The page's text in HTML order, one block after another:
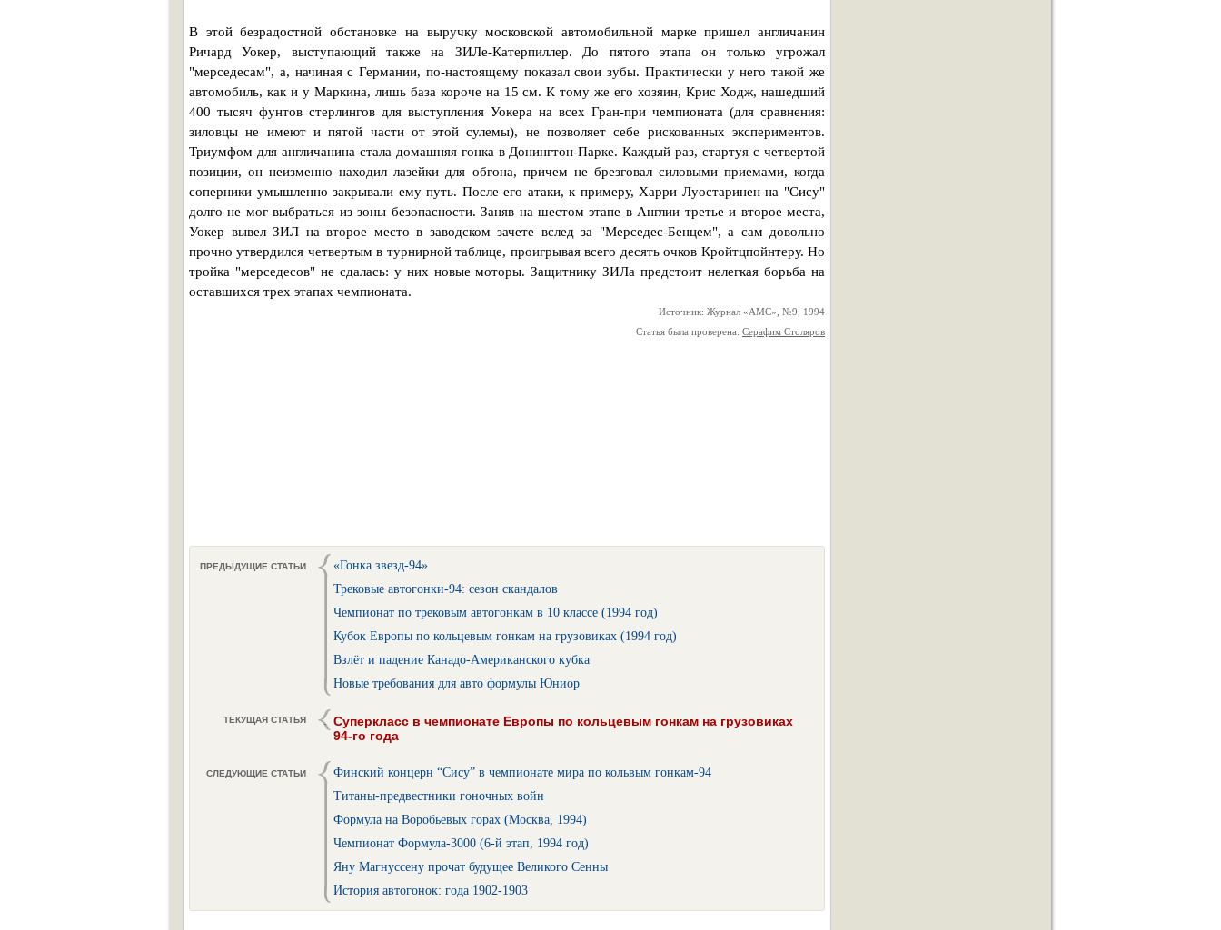
В этой безрадостной обстановке на выручку московской автомобильной марке пришел англичанин
Ричард Уокер, выступающий также на ЗИЛе-Катерпиллер. До пятого этапа он только угрожал
"мерседесам", а, начиная с Германии, по-настоящему показал свои зубы. Практически у него такой же
автомобиль, как и у Маркина, лишь база короче на 15 см. К тому же его хозяин, Крис Ходж, нашедший
400 тысяч фунтов стерлингов для выступления Уокера на всех Гран-при чемпионата (для сравнения:
зиловцы не имеют и пятой части от этой сулемы), не позволяет себе рискованных экспериментов.
Триумфом для англичанина стала домашняя гонка в Донингтон-Парке. Каждый раз, стартуя с четвертой
позиции, он неизменно находил лазейки для обгона, причем не брезговал силовыми приемами, когда
соперники умышленно закрывали ему путь. После его атаки, к примеру, Харри Луостаринен на "Сису"
долго не мог выбраться из зоны безопасности. Заняв на шестом этапе в Англии третье и второе места,
Уокер вывел ЗИЛ на второе место в заводском зачете вслед за "Мерседес-Бенцем", а сам довольно
прочно утвердился четвертым в турнирной таблице, проигрывая всего десять очков Кройтцпойнтеру. Но
тройка "мерседесов" не сдалась: у них новые моторы. Защитнику ЗИЛа предстоит нелегкая борьба на
оставшихся трех этапах чемпионата.
Источник: Журнал «АМС», №9, 1994
Статья была проверена: Серафим Столяров
ПРЕДЫДУЩИЕ СТАТЬИ
«Гонка звезд-94»
Трековые автогонки-94: сезон скандалов
Чемпионат по трековым автогонкам в 10 классе (1994 год)
Кубок Европы по кольцевым гонкам на грузовиках (1994 год)
Взлёт и падение Канадо-Американского кубка
Новые требования для авто формулы Юниор
ТЕКУЩАЯ СТАТЬЯ
Суперкласс в чемпионате Европы по кольцевым гонкам на грузовиках
94-го года
СЛЕДУЮЩИЕ СТАТЬИ
Финский концерн “Сису” в чемпионате мира по кольвым гонкам-94
Титаны-предвестники гоночных войн
Формула на Воробьевых горах (Москва, 1994)
Чемпионат Формула-3000 (6-й этап, 1994 год)
Яну Магнуссену прочат будущее Великого Сенны
История автогонок: года 1902-1903